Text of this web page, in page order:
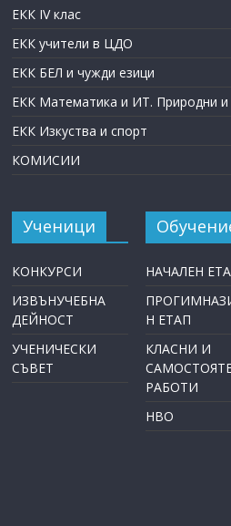
ЕКК IV клас
ЕКК учители в ЦДО
ЕКК БЕЛ и чужди езици
ЕКК Математика и ИТ. Природни и
ЕКК Изкуства и спорт
КОМИСИИ
Ученици
КОНКУРСИ
ИЗВЪНУЧЕБНА
ДЕЙНОСТ
УЧЕНИЧЕСКИ
СЪВЕТ
НАЧАЛЕН
Н ЕТАП
КЛАСНИ И
РАБОТИ
НВО